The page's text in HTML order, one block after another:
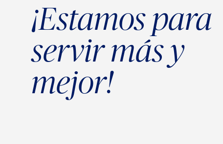
¡Estamos para
servir más y
mejor!